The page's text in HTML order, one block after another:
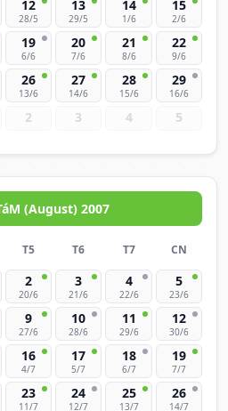
12
28/5
13
29/5
14
1/6
15
2/6
19
6/6
20
7/6
21
8/6
22
9/6
26
13/6
27
14/6
28
15/6
29
16/6
2 3 4 5
(August) 2007
T5 T6 T7 CN
2
20/6
3
21/6
4
22/6
5
23/6
9
27/6
10
28/6
11
29/6
12
30/6
16
4/7
17
5/7
18
6/7
19
7/7
23
11/7
24
12/7
25
13/7
26
14/7